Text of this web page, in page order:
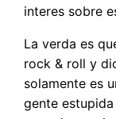
interes sobre
La verda es
rock & roll y
solamente es
gente